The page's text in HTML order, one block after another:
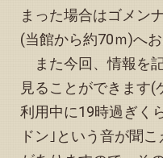
「縁音よもやま話」に追
2025.08.13
「予約状況」お知らせペー
月）を掲載いたしました
2025.08.11
「予約状況」お知らせペー
2025.08.05
まった場合はゴメン
(当館から約70ｍ)へ
また今回、情報を
見ることができます(
利用中に19時過ぎく
ドン｣という音が聞